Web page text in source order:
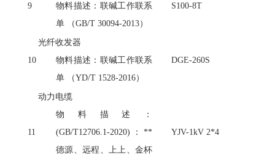
9
物料描述：联碱工作联系
单
（GB/T 30094-2013）
S100-8T
10
光纤收发器
物料描述：联碱工作联系
单
（YD/T 1528-2016）
DGE-260S
11
动力电缆
物料描述：
(GB/T12706.1-2020)：**
德源、远程、上上、金杯
YJV-1kV 2*4